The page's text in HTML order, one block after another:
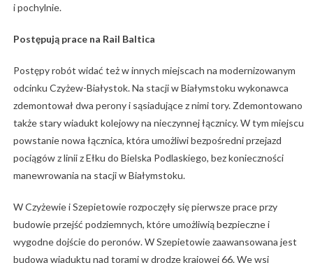
i pochylnie.
Postępują prace na Rail Baltica
Postępy robót widać też w innych miejscach na modernizowanym
odcinku Czyżew-Białystok. Na stacji w Białymstoku wykonawca
zdemontował dwa perony i sąsiadujące z nimi tory. Zdemontowano
także stary wiadukt kolejowy na nieczynnej łącznicy. W tym miejscu
powstanie nowa łącznica, która umożliwi bezpośredni przejazd
pociągów z linii z Ełku do Bielska Podlaskiego, bez konieczności
manewrowania na stacji w Białymstoku.
W Czyżewie i Szepietowie rozpoczęły się pierwsze prace przy
budowie przejść podziemnych, które umożliwią bezpieczne i
wygodne dojście do peronów. W Szepietowie zaawansowana jest
budowa wiaduktu nad torami w drodze krajowej 66. We wsi